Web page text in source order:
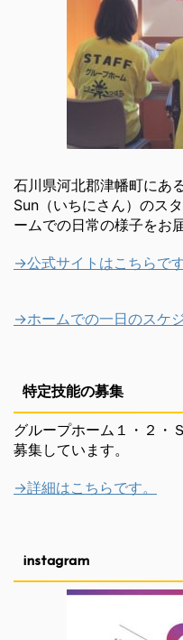
石川県河北郡津幡町にあ
Sun（いちにさん）のス
ームでの日常の様子をお
→公式サイトはこちらです
→ホームでの一日のスケ
特定技能の募集
グループホーム１・２・
募集しています。
→詳細はこちらです。
instagram